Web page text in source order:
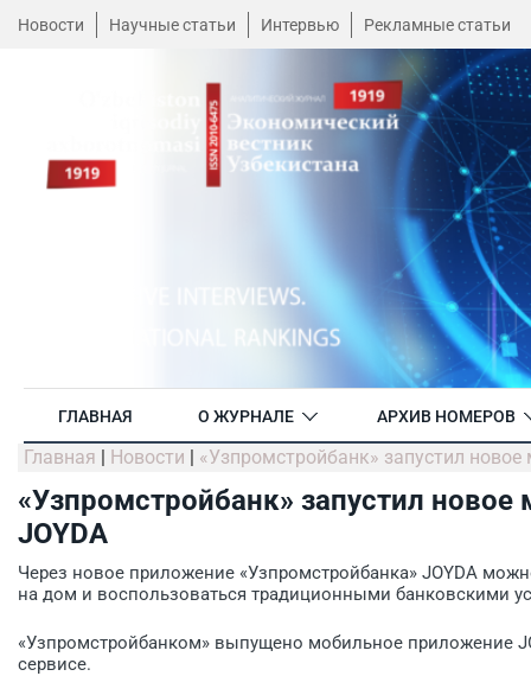
Новости Научные статьи Интервью Рекламные статьи
ГЛАВНАЯ О ЖУРНАЛЕ АРХИВ НОМЕРОВ
Главная | Новости | «Узпромстройбанк» запустил
«Узпромстройбанк» запустил
JOYDA
Через новое приложение «Узпромстройбанка» JOYDA
на дом и воспользоваться традиционными банковскими
«Узпромстройбанком» выпущено мобильное приложение
сервисе.